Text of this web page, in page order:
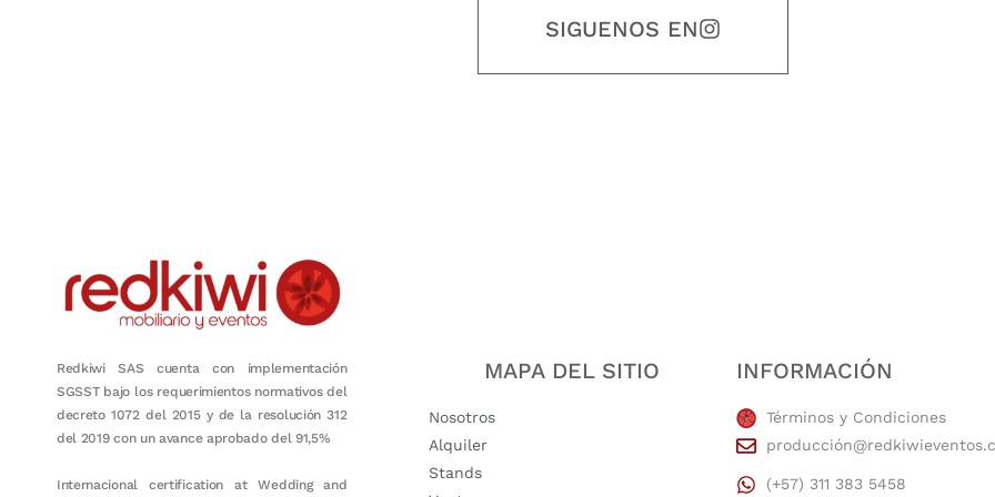
SIGUENOS EN
Redkiwi SAS cuenta con implementación
SGSST bajo los requerimientos normativos del
decreto 1072 del 2015 y de la resolución 312
del 2019 con un avance aprobado del 91,5%
Internacional certification at Wedding and
MAPA DEL SITIO
Nosotros
Alquiler
Stands
INFORMACIÓN
Términos y Condiciones
(+57) 311 383 5458